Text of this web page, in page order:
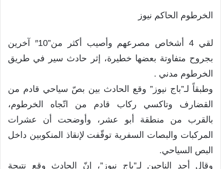
الخرطوم الحاكم نيوز
لقي 4 أشخاص مصرعهم وأصيب أكثر من”10″ آخرين
بجروح متفاوتة بعضها خطيرة، إثر حادث سير في طريق
الخرطوم مدني .
وطبقاً لـ”باج نيوز” وقع الحادث بين بصّ سياحي قادم من
القضارف وتاكسي ركاب قادم من اتّجاه الخرطوم،
بالقرب من منطقة أبو عشر، وأوضحت أن عشرات
المركبات والبصات السفرية توقّفت لإنقاذ المنكوبين داخل
البص السياحي.
وقال أحد الناجين لـ”باج نيوز”، إنّ الحادث وقع نتيجة